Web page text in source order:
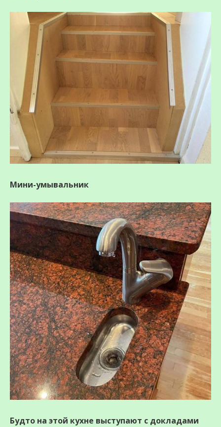
Мини-умывальник
Будто на этой кухне выступают с докладами